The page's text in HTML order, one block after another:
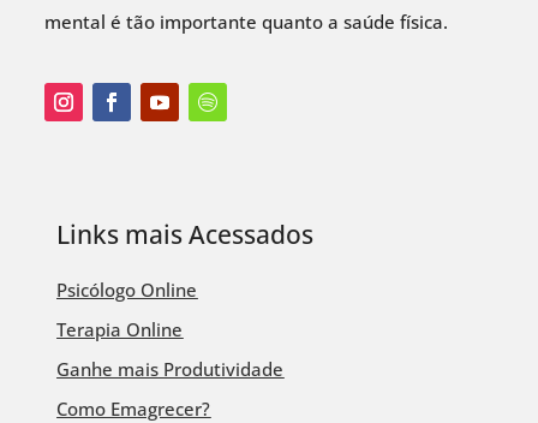
mental é tão importante quanto a saúde física.
Links mais Acessados
Psicólogo Online
Terapia Online
Ganhe mais Produtividade
Como Emagrecer?